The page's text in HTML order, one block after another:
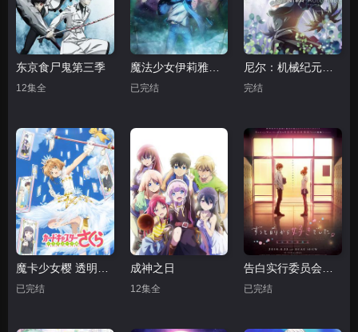
东京食尸鬼第三季
12集全
魔法少女伊莉雅：雪下的誓言
已完结 完结
魔卡少女樱 透明牌篇
已完结
成神之日
12集全
告白实行委员会：从很久以前就喜欢你了
已完结